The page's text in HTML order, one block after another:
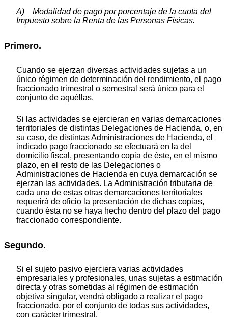
A) Modalidad de pago por porcentaje de la cuota del
Impuesto sobre la Renta de las Personas Físicas.
Primero.
Cuando se ejerzan diversas actividades sujetas a un
único régimen de determinación del rendimiento, el pago
fraccionado trimestral o semestral será único para el
conjunto de aquéllas.
Si las actividades se ejercieran en varias demarcaciones
territoriales de distintas Delegaciones de Hacienda, o, en
su caso, de distintas Administraciones de Hacienda, el
indicado pago fraccionado se efectuará en la del
domicilio fiscal, presentando copia de éste, en el mismo
plazo, en el resto de las Delegaciones o
Administraciones de Hacienda en cuya demarcación se
ejerzan las actividades. La Administración tributaria de
cada una de estas otras demarcaciones territoriales
requerirá de oficio la presentación de dichas copias,
cuando ésta no se haya hecho dentro del plazo del pago
fraccionado correspondiente.
Segundo.
Si el sujeto pasivo ejerciera varias actividades
empresariales y profesionales, unas sujetas a estimación
directa y otras sometidas al régimen de estimación
objetiva singular, vendrá obligado a realizar el pago
fraccionado, por el conjunto de todas sus actividades,
con carácter trimestral.